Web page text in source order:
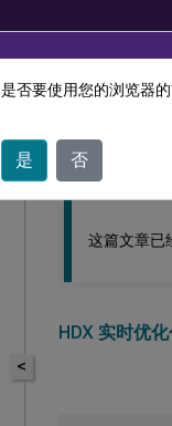
此内容已经过机器
<
这篇文章已
HDX 实时优
是否要使用您的浏览器
是 否